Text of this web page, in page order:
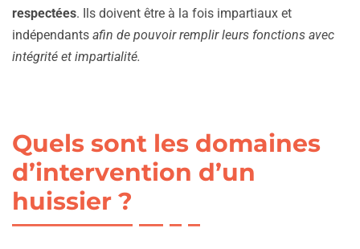
respectées. Ils doivent être à la fois impartiaux et
indépendants afin de pouvoir remplir leurs fonctions avec
intégrité et impartialité.
Quels sont les domaines
d’intervention d’un
huissier ?